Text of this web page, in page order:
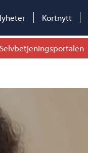
Kortnytt
Selvbetjeningsportalen